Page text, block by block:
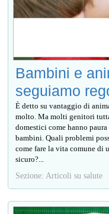
Bambini e
seguiamo
È detto su vantaggio di
molto. Ma molti genitori
domestici come hanno
bambini. Quali problemi
come fare la vita comune di
sicuro?...
Sezione: Articoli su salute